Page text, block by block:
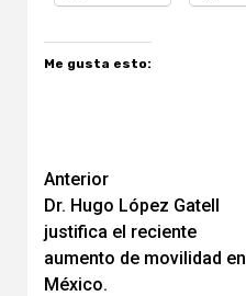
Me gusta esto:
Navegación
de
entradas
Anterior
Dr. Hugo López Gatell
justifica el reciente
aumento de movilidad en
México.